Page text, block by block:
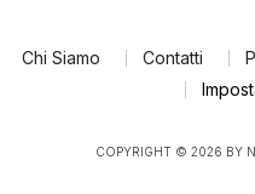
Chi Siamo Contatti
COPYRIGHT © 2026 BY